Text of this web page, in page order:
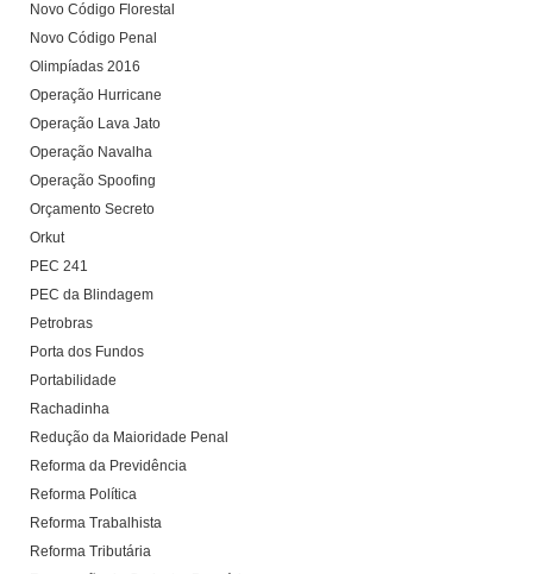
Novo Código Florestal
Novo Código Penal
Olimpíadas 2016
Operação Hurricane
Operação Lava Jato
Operação Navalha
Operação Spoofing
Orçamento Secreto
Orkut
PEC 241
PEC da Blindagem
Petrobras
Porta dos Fundos
Portabilidade
Rachadinha
Redução da Maioridade Penal
Reforma da Previdência
Reforma Política
Reforma Trabalhista
Reforma Tributária